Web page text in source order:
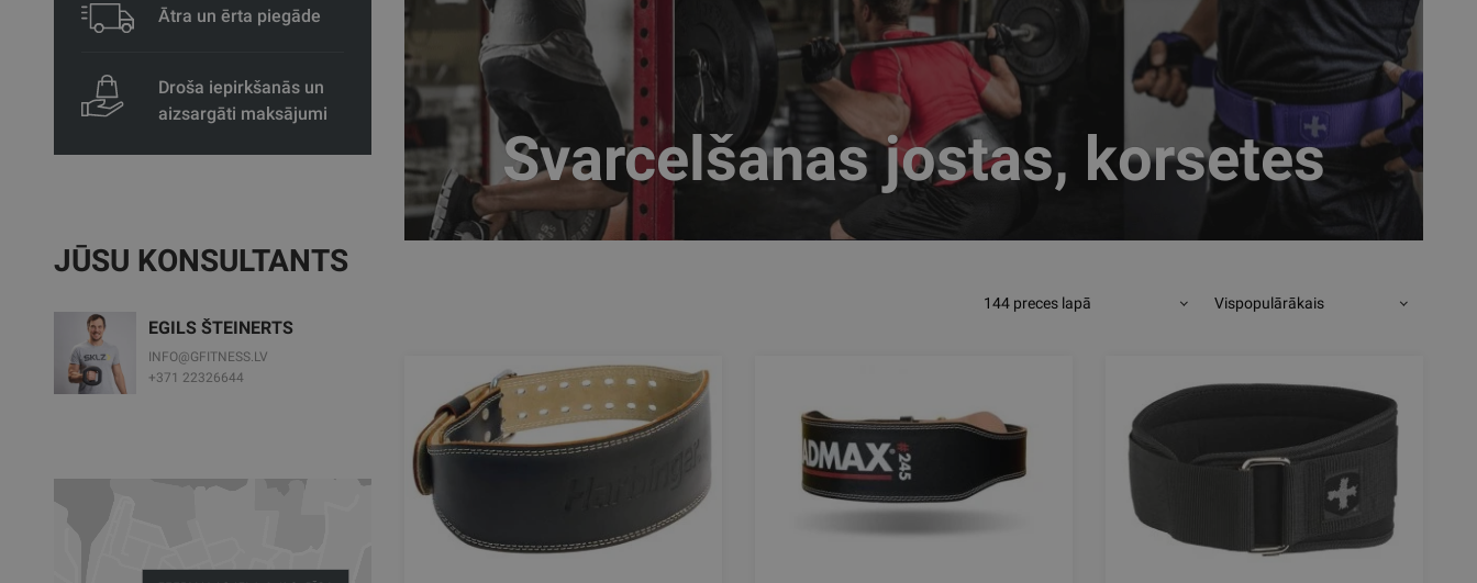
Ātra un ērta piegāde
Droša iepirkšanās un
aizsargāti maksājumi
JŪSU KONSULTANTS
EGILS ŠTEINERTS
INFO@GFITNESS.LV
+371 22326644
Svarcelšanas jostas, korsetes
144 preces lapā Vispopulārākais